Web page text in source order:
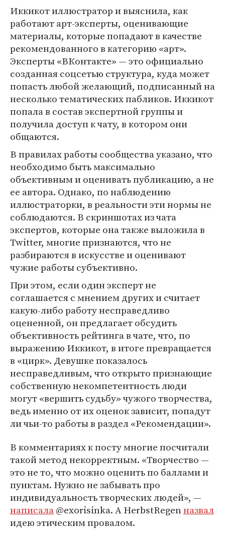
Иккикот иллюстратор и выяснила, как
работают арт-эксперты, оценивающие
материалы, которые попадают в качестве
рекомендованного в категорию «арт».
Эксперты «ВКонтакте» — это официально
созданная соцсетью структура, куда может
попасть любой желающий, подписанный на
несколько тематических пабликов. Иккикот
попала в состав экспертной группы и
получила доступ к чату, в котором они
общаются.
В правилах работы сообщества указано, что
необходимо быть максимально
объективным и оценивать публикацию, а не
ее автора. Однако, по наблюдению
иллюстраторки, в реальности эти нормы не
соблюдаются. В скриншотах из чата
экспертов, которые она также выложила в
Twitter, многие признаются, что не
разбираются в искусстве и оценивают
чужие работы субъективно.
При этом, если один эксперт не
соглашается с мнением других и считает
какую-либо работу несправедливо
оцененной, он предлагает обсудить
объективность рейтинга в чате, что, по
выражению Иккикот, в итоге превращается
в «цирк». Девушке показалось
несправедливым, что открыто признающие
собственную некомпетентность люди
могут «вершить судьбу» чужого творчества,
ведь именно от их оценок зависит, попадут
ли чьи-то работы в раздел «Рекомендации».
В комментариях к посту многие посчитали
такой метод некорректным. «Творчество —
это не то, что можно оценить по баллами и
пунктам. Нужно не забывать про
индивидуальность творческих людей», —
написала@exorisinka. А HerbstRegenназвал
идею этическим провалом.